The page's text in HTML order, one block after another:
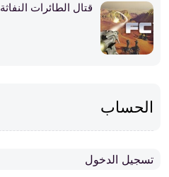
قتال الطائرات النفاثة X (Fractal Combat X)
الحساب
تسجيل الدخول